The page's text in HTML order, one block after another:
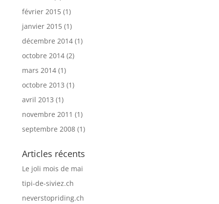
février 2015(1)
janvier 2015(1)
décembre 2014(1)
octobre 2014(2)
mars 2014(1)
octobre 2013 (1)
avril 2013 (1)
novembre 2011 (1)
septembre 2008(1)
Articles récents
Le joli mois de mai
tipi-de-siviez.ch
neverstopriding.ch